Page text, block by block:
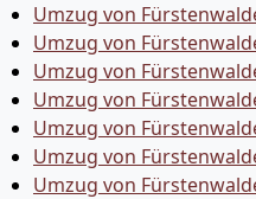
Umzug von
Umzug von
Umzug von
Umzug von
Umzug von
Umzug von
Umzug von